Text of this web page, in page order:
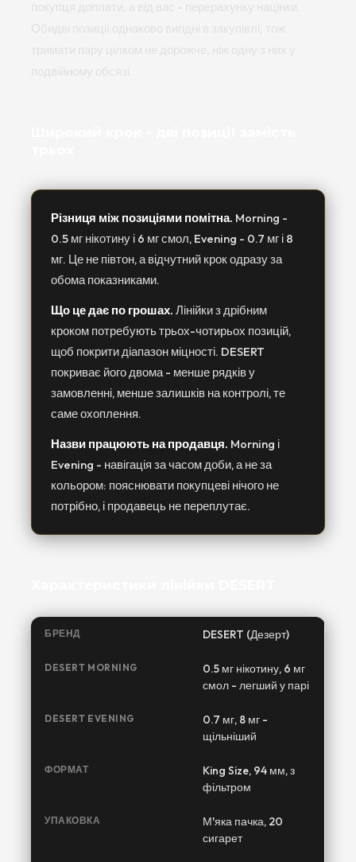
Різниця між позиціями помітна. Morning -
0.5 мг нікотину і 6 мг смол, Evening - 0.7 мг і 8
мг. Це не півтон, а відчутний крок одразу за
обома показниками.
Що це дає по грошах. Лінійки з дрібним
кроком потребують трьох-чотирьох позицій,
щоб покрити діапазон міцності. DESERT
покриває його двома - менше рядків у
замовленні, менше залишків на контролі, те
саме охоплення.
Назви працюють на продавця. Morning і
Evening - навігація за часом доби, а не за
кольором: пояснювати покупцеві нічого не
потрібно, і продавець не переплутає.
БРЕНД DESERT (Дезерт)
DESERT MORNING
0.5 мг нікотину, 6 мг
смол - легший у парі
DESERT EVENING
0.7 мг, 8 мг -
щільніший
ФОРМАТ
King Size, 94 мм, з
фільтром
УПАКОВКА
М'яка пачка, 20
сигарет